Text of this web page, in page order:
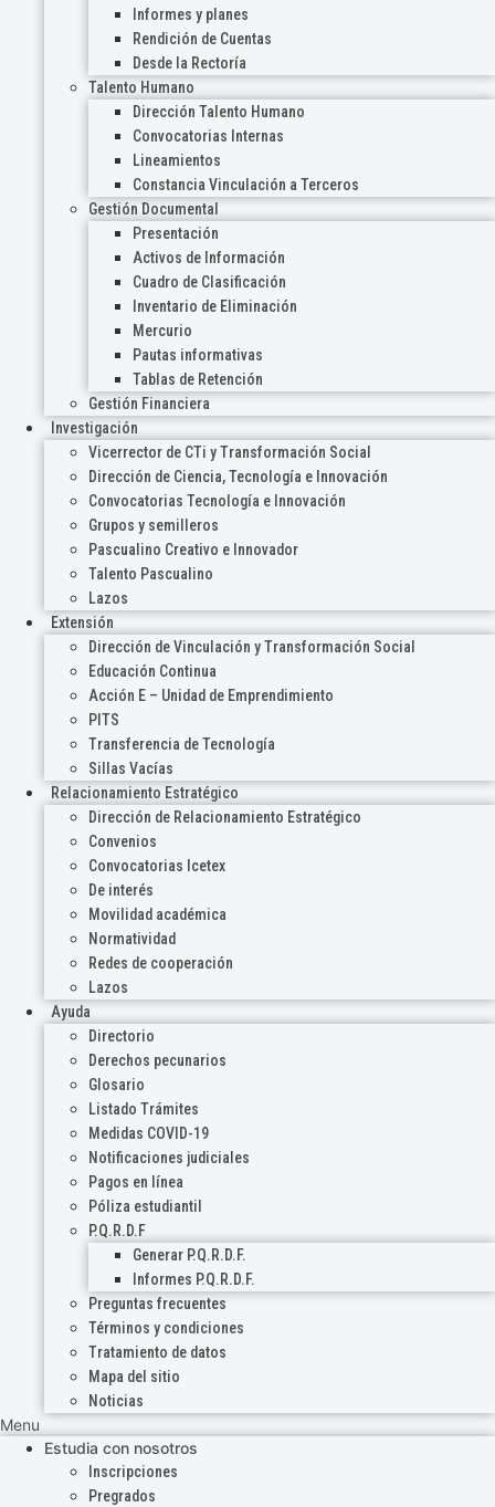
Informes y planes
Rendición de Cuentas
Desde la Rectoría
Talento Humano
Dirección Talento Humano
Convocatorias Internas
Lineamientos
Constancia Vinculación a Terceros
Gestión Documental
Presentación
Activos de Información
Cuadro de Clasificación
Inventario de Eliminación
Mercurio
Pautas informativas
Tablas de Retención
Gestión Financiera
Investigación
Vicerrector de CTi y Transformación Social
Dirección de Ciencia, Tecnología e Innovación
Convocatorias Tecnología e Innovación
Grupos y semilleros
Pascualino Creativo e Innovador
Talento Pascualino
Lazos
Extensión
Dirección de Vinculación y Transformación Social
Educación Continua
Acción E – Unidad de Emprendimiento
PITS
Transferencia de Tecnología
Sillas Vacías
Relacionamiento Estratégico
Dirección de Relacionamiento Estratégico
Convenios
Convocatorias Icetex
De interés
Movilidad académica
Normatividad
Redes de cooperación
Lazos
Ayuda
Directorio
Derechos pecunarios
Glosario
Listado Trámites
Medidas COVID-19
Notificaciones judiciales
Pagos en línea
Póliza estudiantil
P.Q.R.D.F
Generar P.Q.R.D.F.
Informes P.Q.R.D.F.
Preguntas frecuentes
Términos y condiciones
Tratamiento de datos
Mapa del sitio
Noticias
Menu
Estudia con nosotros
Inscripciones
Pregrados